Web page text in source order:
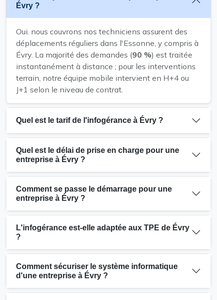
Évry ?
Oui. nous couvrons nos techniciens assurent des
déplacements réguliers dans l'Essonne, y compris à
Évry. La majorité des demandes (90 %) est traitée
instantanément à distance ; pour les interventions
terrain, notre équipe mobile intervient en H+4 ou
J+1 selon le niveau de contrat.
Quel est le tarif de l'infogérance à Évry ?
Quel est le délai de prise en charge pour une
entreprise à Évry ?
Comment se passe le démarrage pour une
entreprise à Évry ?
L'infogérance est-elle adaptée aux TPE de Évry
?
Comment sécuriser le système informatique
d'une entreprise à Évry ?